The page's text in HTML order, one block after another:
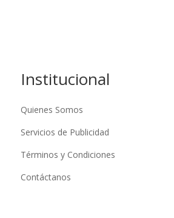
Institucional
Quienes Somos
Servicios de Publicidad
Términos y Condiciones
Contáctanos